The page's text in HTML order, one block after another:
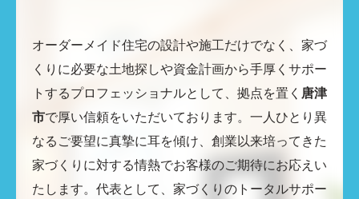
オーダーメイド住宅の設計や施工だけでなく、家づ
くりに必要な土地探しや資金計画から手厚くサポー
トするプロフェッショナルとして、拠点を置く 唐津
市で厚い信頼をいただいております。一人ひとり異
なるご要望に真摯に耳を傾け、創業以来培ってきた
家づくりに対する情熱でお客様のご期待にお応えい
たします。代表として、家づくりのトータルサポー